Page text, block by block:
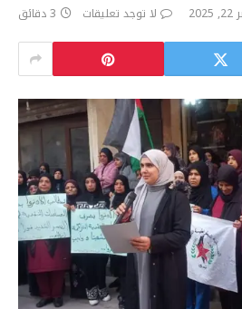
لا توجد تعليقات 3 دقائق